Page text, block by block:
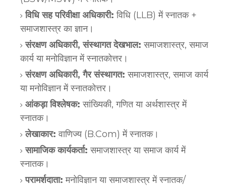
विधि सह परिवीक्षा अधिकारी: विधि (LLB) में स्नातक +
समाजशास्त्र का ज्ञान।
संरक्षण अधिकारी, संस्थागत देखभाल: समाजशास्त्र, समाज
कार्य या मनोविज्ञान में स्नातकोत्तर।
संरक्षण अधिकारी, गैर संस्थागत: समाजशास्त्र, समाज कार्य
या मनोविज्ञान में स्नातकोत्तर।
आंकड़ा विश्लेषक: सांख्यिकी, गणित या अर्थशास्त्र में
स्नातक।
लेखाकार: वाणिज्य (B.Com) में स्नातक।
सामाजिक कार्यकर्ता: समाजशास्त्र या समाज कार्य में
स्नातक।
परामर्शदाता: मनोविज्ञान या समाजशास्त्र में स्नातक/